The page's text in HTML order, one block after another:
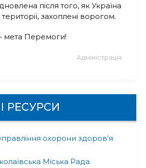
після того, як Україна
території, захоплені ворогом.
мета Перемоги!
Адміністрація
РЕСУРСИ
охорони здоров’я
Міська Рада